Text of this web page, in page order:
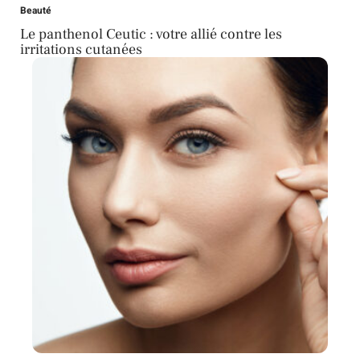
Beauté
Le panthenol Ceutic : votre allié contre les
irritations cutanées